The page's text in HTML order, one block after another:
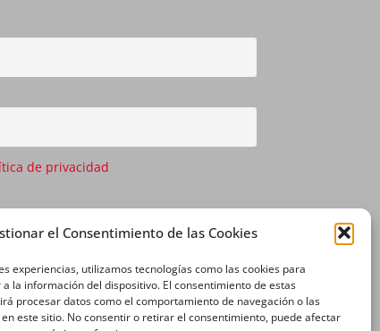
el Consentimiento de las Cookies
experiencias, utilizamos tecnologías como las cookies para
la información del dispositivo. El consentimiento de estas
procesar datos como el comportamiento de navegación o las
este sitio. No consentir o retirar el consentimiento, puede afectar
de privacidad